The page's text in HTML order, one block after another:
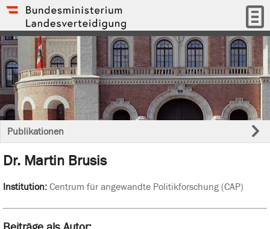
Publikationen
Dr. Martin Brusis
Institution: Centrum für angewandte Politikforschung (CAP)